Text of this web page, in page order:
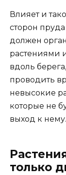
Влияет и
сторон
должен
растениями
вдоль
проводить
невысокие
которые не
выход к нему.
только